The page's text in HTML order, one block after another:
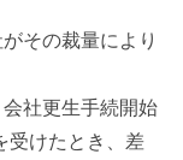
その裁量により
社更生手続開始
受けたとき、差